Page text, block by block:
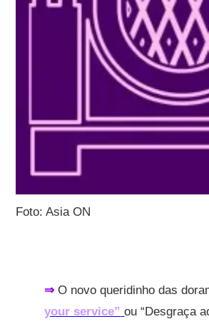
Foto: Asia ON
⇒O novo queridinho das
your service” ou “Desgraça